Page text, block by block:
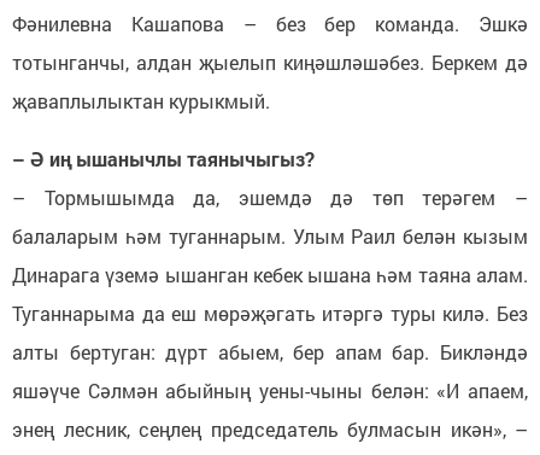
Фәнилевна Кашапова – без бер команда. Эшкә
тотынганчы, алдан җыелып киңәшләшәбез. Беркем дә
җаваплылыктан курыкмый.
– Ә иң ышанычлы таянычыгыз?
– Тормышымда да, эшемдә дә төп терәгем –
балаларым һәм туганнарым. Улым Раил белән кызым
Динарага үземә ышанган кебек ышана һәм таяна алам.
Туганнарыма да еш мөрәҗәгать итәргә туры килә. Без
алты бертуган: дүрт абыем, бер апам бар. Бикләндә
яшәүче Сәлмән абыйның уены-чыны белән: «И апаем,
энең лесник, сеңлең председатель булмасын икән», –